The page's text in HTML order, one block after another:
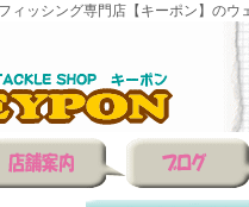
ィッシング専門店【キーポン】のウ